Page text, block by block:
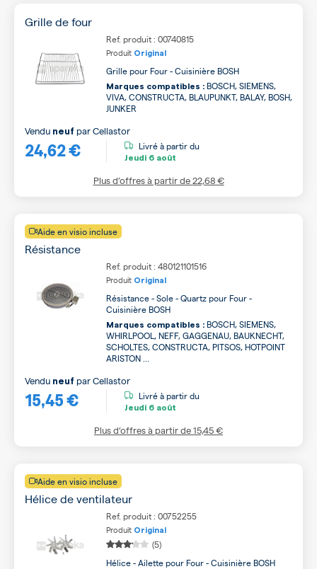
Grille de four
Ref. produit : 00740815
Produit Original
Grille pour Four - Cuisinière BOSH
Marques compatibles : BOSCH, SIEMENS,
VIVA, CONSTRUCTA, BLAUPUNKT, BALAY, BOSH,
JUNKER
24,62 €
Vendu neuf parCellastor
Livré à partir du
Jeudi 6 août
Plus d’offres à partir de22,68 €
Aide en visio incluse
Résistance
Ref. produit : 480121101516
Produit Original
Résistance - Sole - Quartz pour Four -
Cuisinière BOSH
Marques compatibles : BOSCH, SIEMENS,
WHIRLPOOL, NEFF, GAGGENAU, BAUKNECHT,
SCHOLTES, CONSTRUCTA, PITSOS, HOTPOINT
ARISTON ...
15,45 €
Vendu neuf parCellastor
Livré à partir du
Jeudi 6 août
Plus d’offres à partir de15,45 €
Aide en visio incluse
Hélice de ventilateur
Ref. produit : 00752255
Produit Original
(5)
Hélice - Ailette pour Four - Cuisinière BOSH